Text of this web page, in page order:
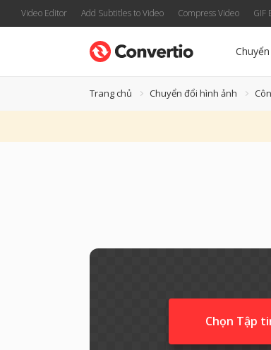
Video Editor Add Subtitles to Video Compress Video GIF
Trang chủ Chuyển đổi hình ảnh
Chọn Tập